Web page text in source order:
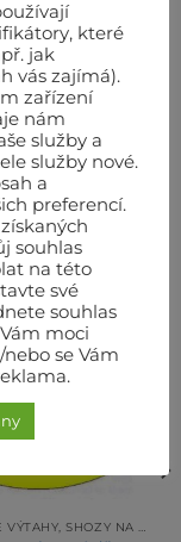
LYŽINOVÉ VÝTAHY, SHOZY NA SUŤ HAEMMERLIN
které
jak
vás zajímá).
zařízení
nám
služby a
služby nové.
a
preferencí.
souhlas
na této
své
souhlas
moci
se Vám